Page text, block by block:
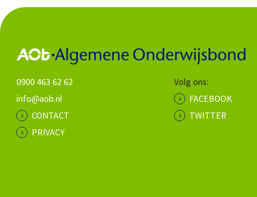
0900 463 62 62
info@aob.nl
CONTACT
PRIVACY
Volg ons:
FACEBOOK
TWITTER